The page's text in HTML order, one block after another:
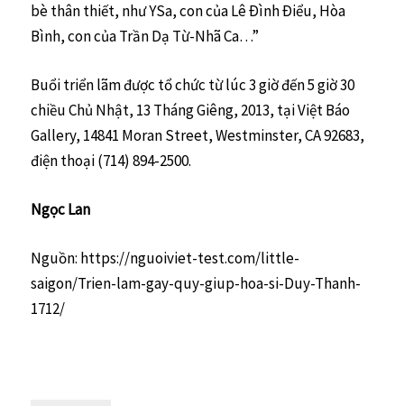
bè thân thiết, như YSa, con của Lê Ðình Ðiểu, Hòa
Bình, con của Trần Dạ Từ-Nhã Ca…”
Buổi triển lãm được tổ chức từ lúc 3 giờ đến 5 giờ 30
chiều Chủ Nhật, 13 Tháng Giêng, 2013, tại Việt Báo
Gallery, 14841 Moran Street, Westminster, CA 92683,
điện thoại (714) 894-2500.
Ngọc Lan
Nguồn: https://nguoiviet-test.com/little-
saigon/Trien-lam-gay-quy-giup-hoa-si-Duy-Thanh-
1712/